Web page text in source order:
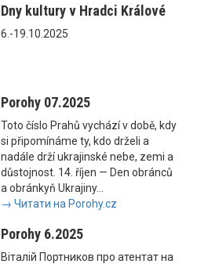
Dny kultury v Hradci Králové
6.-19.10.2025
Porohy 07.2025
Toto číslo Prahů vychází v době, kdy
si připomínáme ty, kdo drželi a
nadále drží ukrajinské nebe, zemi a
důstojnost. 14. říjen — Den obránců
a obránkyň Ukrajiny...
→ Читати на Porohy.cz
Porohy 6.2025
Віталій Портников про атентат на